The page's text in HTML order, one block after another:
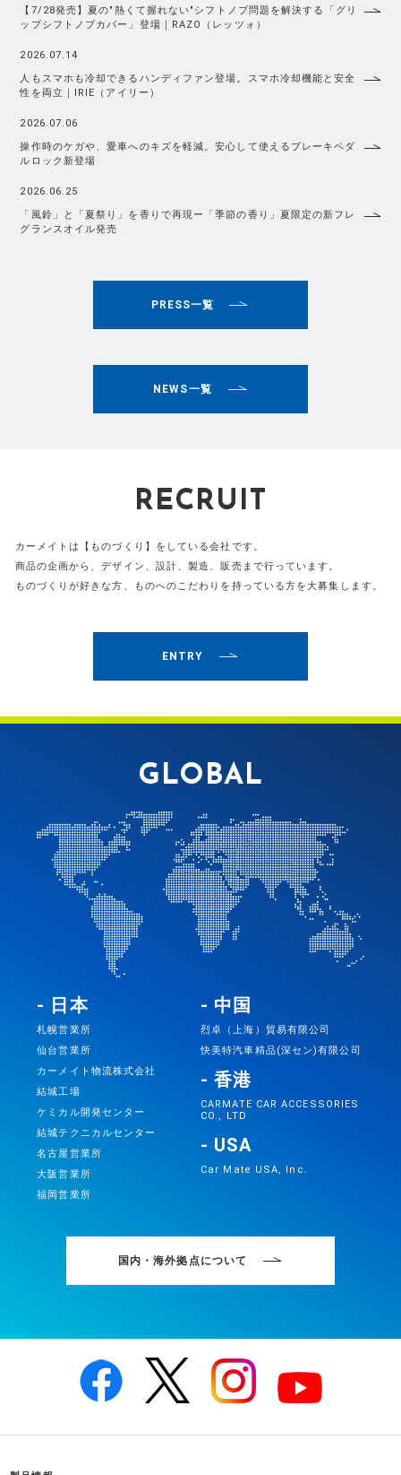
【7/28発売】夏の"熱くて握れない"シフトノブ問題を解決する「グリ
ップシフトノブカバー」登場｜RAZO（レッツォ）
2026.07.14
人もスマホも冷却できるハンディファン登場。スマホ冷却機能と安全
性を両立｜IRIE（アイリー）
2026.07.06
操作時のケガや、愛車へのキズを軽減。安心して使えるブレーキペダ
ルロック新登場
2026.06.25
「風鈴」と「夏祭り」を香りで再現ー「季節の香り」夏限定の新フレ
グランスオイル発売
PRESS一覧
NEWS一覧
RECRUIT
カーメイトは【ものづくり】をしている会社です。
商品の企画から、デザイン、設計、製造、販売まで行っています。
ものづくりが好きな方、ものへのこだわりを持っている方を大募集します。
ENTRY
GLOBAL
- 日本
札幌営業所
仙台営業所
カーメイト物流株式会社
結城工場
ケミカル開発センター
結城テクニカルセンター
名古屋営業所
大阪営業所
福岡営業所
- 中国
烈卓（上海）貿易有限公司
快美特汽車精品(深セン)有限公司
- 香港
CARMATE CAR ACCESSORIES
CO., LTD
- USA
Car Mate USA, Inc.
国内・海外拠点について